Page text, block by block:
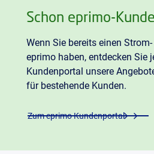
Schon eprimo-
Wenn Sie bereits einen
eprimo haben, entdecken Sie
Kundenportal unsere
für bestehende Kunden.
Zum eprimo Kundenportal